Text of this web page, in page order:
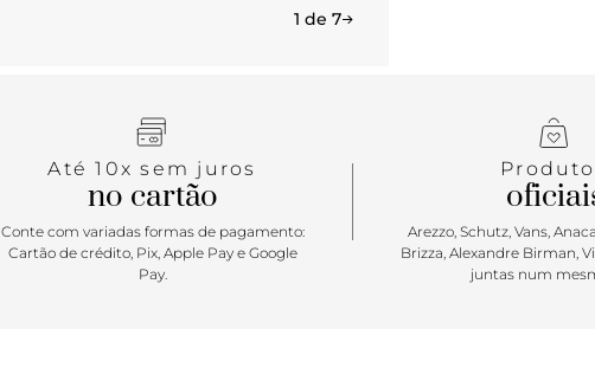
1 de 7
Até 10x sem juros
no cartão
Conte com variadas formas de pagamento:
Cartão de crédito, Pix, Apple Pay e Google
Pay.
Arezzo, Schutz, Vans,
Brizza, Alexandre Birman,
juntas num